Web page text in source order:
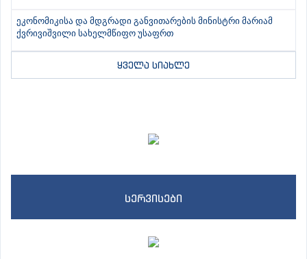
ეკონომიკისა და მდგრადი განვითარების მინისტრი მარიამ
ქვრივიშვილი სახელმწიფო უსაფრთ
ყველა სიახლე
სერვისები